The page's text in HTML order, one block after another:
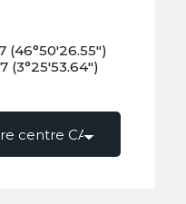
(46°50'26.55")
(3°25'53.64")